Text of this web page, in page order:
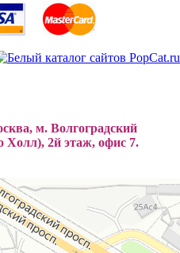
м. Волгоградский
Холл), 2й этаж, офис 7.